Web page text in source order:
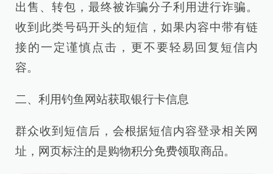
出售、转包，最终被诈骗分子利用进行诈骗。
收到此类号码开头的短信，如果内容中带有链
接的一定谨慎点击，更不要轻易回复短信内
容。
二、利用钓鱼网站获取银行卡信息
群众收到短信后，会根据短信内容登录相关网
址，网页标注的是购物积分免费领取商品。